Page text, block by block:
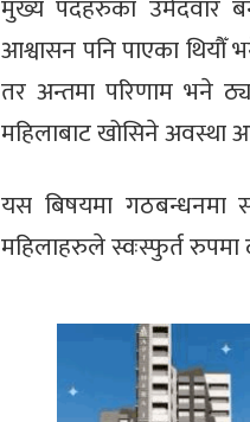
मुख्य पदहरुका उमेदवार
आश्वासन पनि पाएका
तर अन्तमा परिणाम भने
महिलाबाट खोसिने अवस्था
यस बिषयमा
महिलाहरुले स्वःस्फुर्त रुपमा